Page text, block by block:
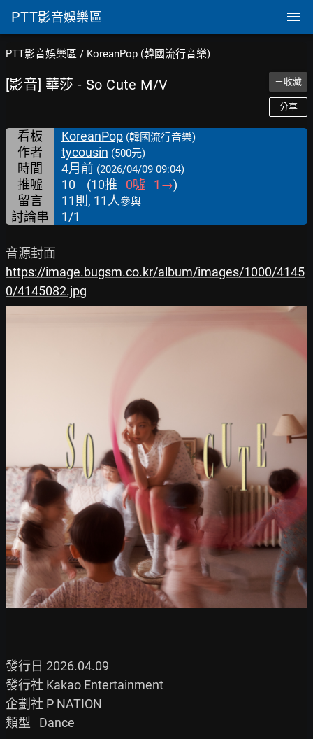
PTT影音娛樂區
PTT影音娛樂區 / KoreanPop (韓國流行音樂)
[影音] 華莎 - So Cute M/V ＋收藏
分享
看板 KoreanPop (韓國流行音樂)
作者 tycousin (500元)
時間 4月前 (2026/04/09 09:04)
推噓 10 (10推 0噓 1 →)
留言
11則, 11人參與
討論串 1/1
https://image.bugsm.co.kr/album/images/1000/4145
0/4145082.jpg
發行日 2026.04.09
發行社 Kakao Entertainment
企劃社 P NATION
類型   Dance